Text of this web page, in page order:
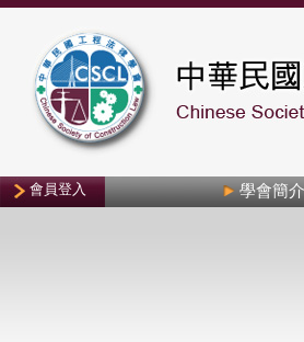
會員登入 學會簡介